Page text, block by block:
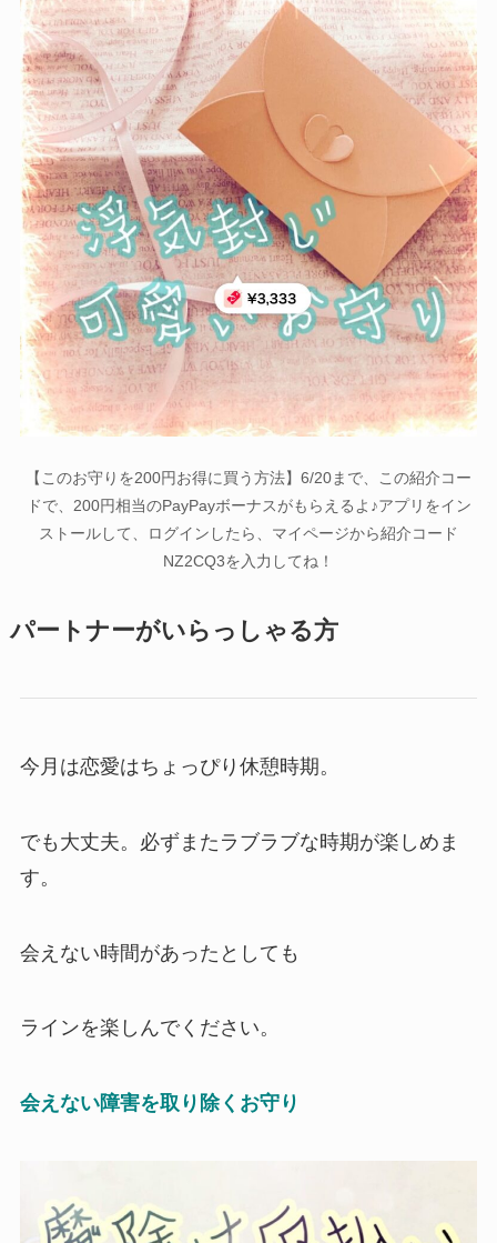
【このお守りを200円お得に買う方法】6/20まで、この紹介コー
ドで、200円相当のPayPayボーナスがもらえるよ♪アプリをイン
ストールして、ログインしたら、マイページから紹介コード
NZ2CQ3を入力してね！
パートナーがいらっしゃる方
今月は恋愛はちょっぴり休憩時期。
でも大丈夫。必ずまたラブラブな時期が楽しめま
す。
会えない時間があったとしても
ラインを楽しんでください。
会えない障害を取り除くお守り